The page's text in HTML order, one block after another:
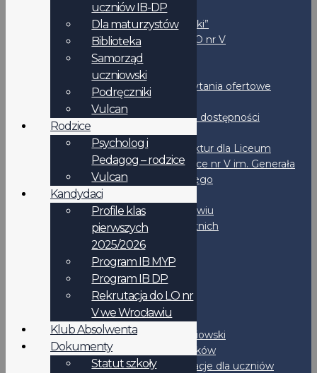
Fundacja
Czas “Piątki”
Sport w LO nr V
IBO
Wynajem
Przetargi | Zapytania ofertowe
BIP
Deklaracja dostępności
Rejestry
Wystawianie faktur dla Liceum
Ogólnokształcące nr V im. Generała
Jakuba Jasińskiego
Dokumenty
STATUT LO nr V we Wrocławiu
Standardy Ochrony Małoletnich
Regulaminy
IB-DP
Podanie - wzór
Duplikaty dokumentów
RODO
Uczniowie
Samorząd uczniowski
Rozkład dzwonków
IB-DP - Informacje dla uczniów
uczniów IB-DP
Dla maturzystów
Biblioteka
Samorząd
uczniowski
Podręczniki
Vulcan
Rodzice
Psycholog i
Pedagog – rodzice
Vulcan
Kandydaci
Profile klas
pierwszych
2025/2026
Program IB MYP
Program IB DP
Rekrutacja do LO nr
V we Wrocławiu
Klub Absolwenta
Dokumenty
Statut szkoły